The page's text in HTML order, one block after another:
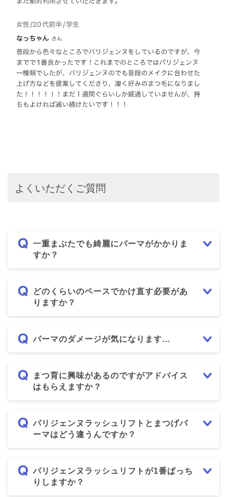
よくいただくご質問
一重まぶたでも綺麗にパーマがかかりま
すか？
どのくらいのペースでかけ直す必要があ
りますか？
パーマのダメージが気になります…
まつ育に興味があるのですがアドバイス
はもらえますか？
パリジェンヌラッシュリフトとまつげパ
ーマはどう違うんですか？
パリジェンヌラッシュリフトが1番ぱっち
りしますか？